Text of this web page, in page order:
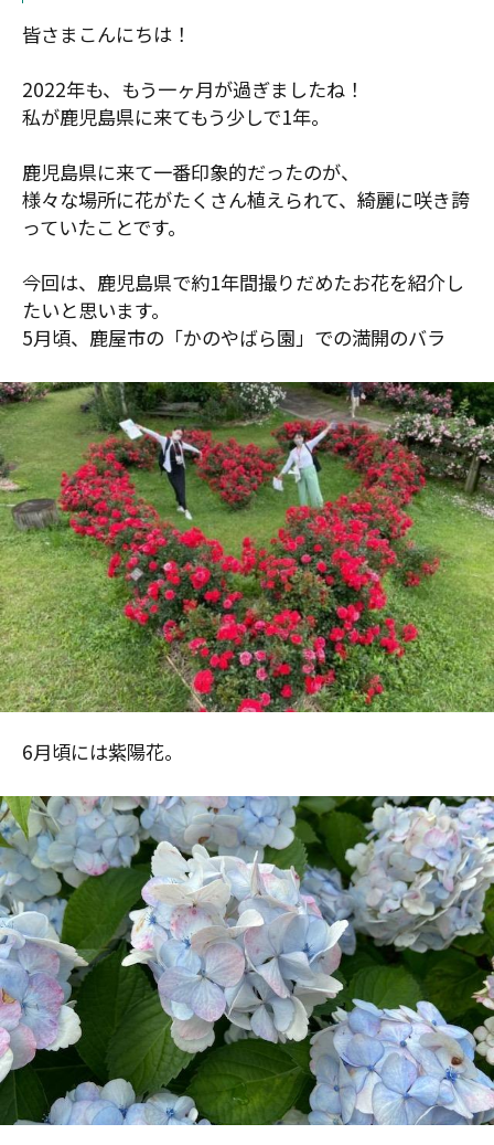
皆さまこんにちは！
2022年も、もう一ヶ月が過ぎましたね！
私が鹿児島県に来てもう少しで1年。
鹿児島県に来て一番印象的だったのが、
様々な場所に花がたくさん植えられて、綺麗に咲き誇
っていたことです。
今回は、鹿児島県で約1年間撮りだめたお花を紹介し
たいと思います。
5月頃、鹿屋市の「かのやばら園」での満開のバラ
6月頃には紫陽花。